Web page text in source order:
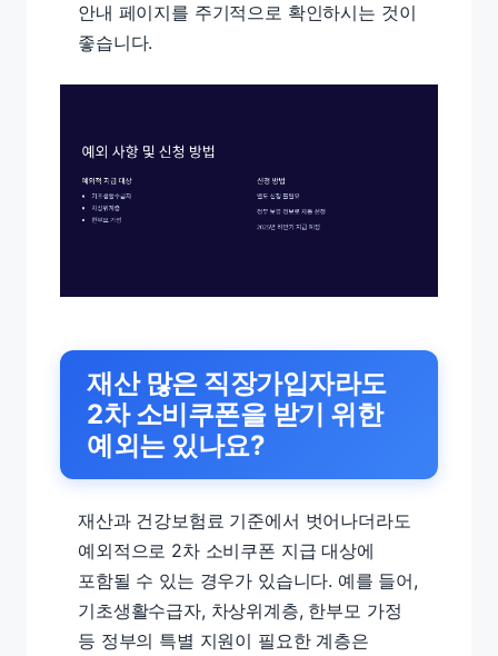
안내 페이지를 주기적으로 확인하시는 것이
좋습니다.
재산 많은 직장가입자라도
2차 소비쿠폰을 받기 위한
예외는 있나요?
재산과 건강보험료 기준에서 벗어나더라도
예외적으로 2차 소비쿠폰 지급 대상에
포함될 수 있는 경우가 있습니다. 예를 들어,
기초생활수급자, 차상위계층, 한부모 가정
등 정부의 특별 지원이 필요한 계층은